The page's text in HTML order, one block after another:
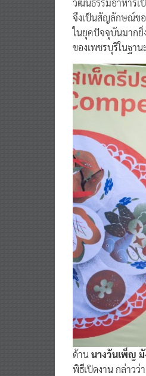
วัฒนธรรมอาหารเ
จึงเป็นสัญลักษณ์ขอ
ในยุคปัจจุบันมากยิ่
ของเพชรบุรีในฐา
ด้านนางวันเพ็ญ มั
พิธีเปิดงาน กล่าวว่